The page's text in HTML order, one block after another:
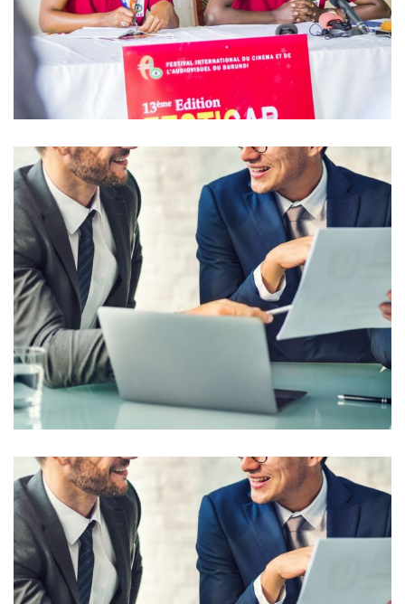
Conférence de presse sur la programme de la 13ème édition
Financial Planning